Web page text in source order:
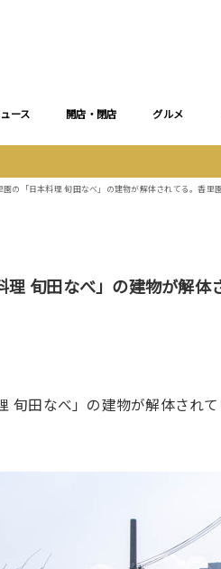
ース 開店・閉店 グルメ
園の「日本料理 旬田なべ」の建物が解体されてる。香里
理 旬田なべ」の建物が解
旬田なべ」の建物が解体されて